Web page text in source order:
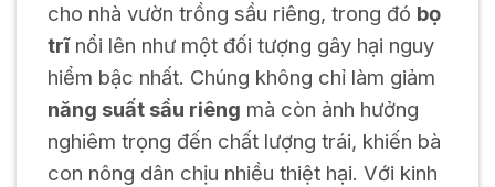
cho nhà vườn trồng sầu riêng, trong đó bọ
trĩnổi lên như một đối tượng gây hại nguy
hiểm bậc nhất. Chúng không chỉ làm giảm
năng suất sầu riêng mà còn ảnh hưởng
nghiêm trọng đến chất lượng trái, khiến bà
con nông dân chịu nhiều thiệt hại. Với kinh